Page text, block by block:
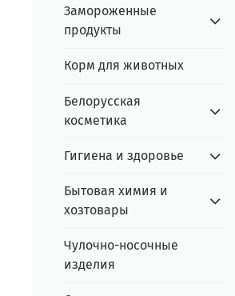
Замороженные
продукты
Корм для животных
Белорусская
косметика
Гигиена и здоровье
Бытовая химия и
хозтовары
Чулочно-носочные
изделия